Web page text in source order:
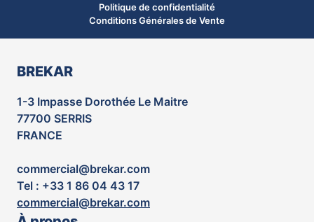
Politique de confidentialité
Conditions Générales de Vente
BREKAR
1-3 Impasse Dorothée Le Maitre
77700 SERRIS
FRANCE
commercial@brekar.com
Tel : +33 1 86 04 43 17
commercial@brekar.com